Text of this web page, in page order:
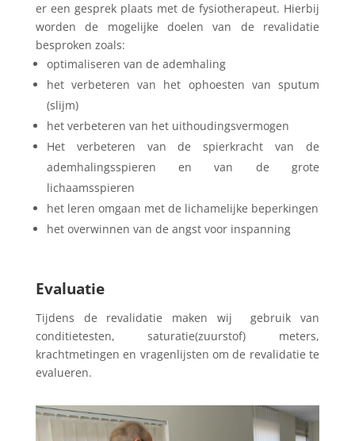
er een gesprek plaats met de fysiotherapeut. Hierbij
worden de mogelijke doelen van de revalidatie
besproken zoals:
optimaliseren van de ademhaling
het verbeteren van het ophoesten van sputum
(slijm)
het verbeteren van het uithoudingsvermogen
Het verbeteren van de spierkracht van de
ademhalingsspieren en van de grote
lichaamsspieren
het leren omgaan met de lichamelijke beperkingen
het overwinnen van de angst voor inspanning
Evaluatie
Tijdens de revalidatie maken wij gebruik van
conditietesten, saturatie(zuurstof) meters,
krachtmetingen en vragenlijsten om de revalidatie te
evalueren.